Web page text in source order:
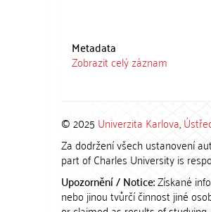
Metadata
Zobrazit celý záznam
© 2025 Univerzita Karlova,
Za dodržení všech ustanovení
part of Charles University is
Upozornění / Notice:Získané
nebo jinou tvůrčí činnost jiné